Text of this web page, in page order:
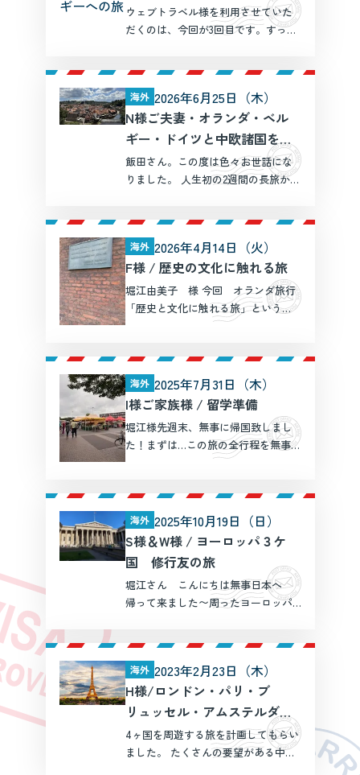
ウェブトラベル様を利用させていた
だくのは、今回が3回目です。すっか
ツアーでちょっと会うだけではもっ
たいない！と思ったためでし […]
海外 2026年6月25日（木）
N様ご夫妻・オランダ・ベル
ギー・ドイツと中欧諸国を周
遊する旅 15日間
飯田さん。この度は色々お世話にな
りました。 人生初の2週間の長旅から
続いて今回もお世話になりありがと
うございました。 […]
海外 2026年4月14日（火）
F様 / 歴史の文化に触れる旅
堀江由美子 様 今回 オランダ旅行
「歴史と文化に触れる旅」という
テーマで 思い立ったところ 堀江
ろんな面でサポートしていただき
ありがとうございました。 半年前か
ら4月が待ち遠く感じました […]
海外 2025年7月31日（木）
I様ご家族様 / 留学準備
堀江様先週末、無事に帰国致しまし
た！まずは…この旅の全行程を無事に
終えられたことを心より御礼申し上
なる事なく素晴らしい旅になったの
は、ひとえにウェブトラベル様と堀
江様のお陰です！本当に感謝 […]
海外 2025年10月19日（日）
S様＆W様 / ヨーロッパ３ケ
国 修行友の旅
堀江さん こんにちは無事日本へ
帰って来ました〜周ったヨーロッパ
ダム国立美術館レンブラント凄い▪️
ルーブル美術館特に […]
海外 2023年2月23日（木）
H様/ロンドン・パリ・ブ
リュッセル・アムステルダム
を巡る旅 27日間
4ヶ国を周遊する旅を計画してもらい
ました。 たくさんの要望がある中